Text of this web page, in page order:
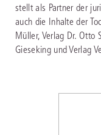
stellt als Partner der
auch die Inhalte der
Müller, Verlag Dr. Otto
Gieseking und Verlag